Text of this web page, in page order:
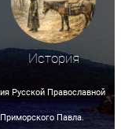
История
Русской Православной
Павла.